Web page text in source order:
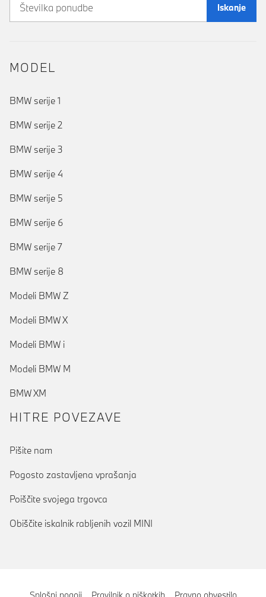
Iskanje
MODEL
BMW serije 1
BMW serije 2
BMW serije 3
BMW serije 4
BMW serije 5
BMW serije 6
BMW serije 7
BMW serije 8
Modeli BMW Z
Modeli BMW X
Modeli BMW i
Modeli BMW M
BMW XM
HITRE POVEZAVE
Pišite nam
Pogosto zastavljena vprašanja
Poiščite svojega trgovca
Obiščite iskalnik rabljenih vozil MINI